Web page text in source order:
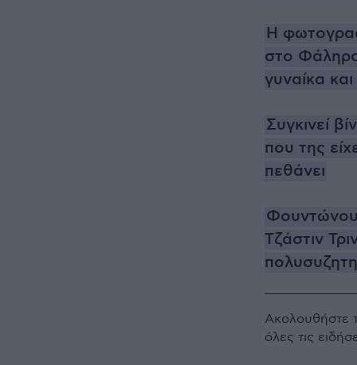
Η
στο
γυναίκα
Συγκινεί
που της
πεθάνει
Τζάστιν
Ακολουθήστε
όλες τις